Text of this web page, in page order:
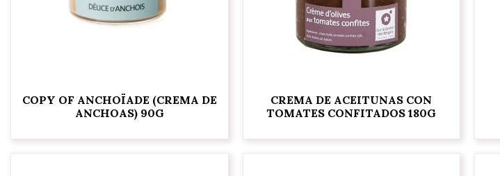
COPY OF ANCHOÏADE (CREMA DE
ANCHOAS) 90G
CREMA DE ACEITUNAS CON
TOMATES CONFITADOS 180G